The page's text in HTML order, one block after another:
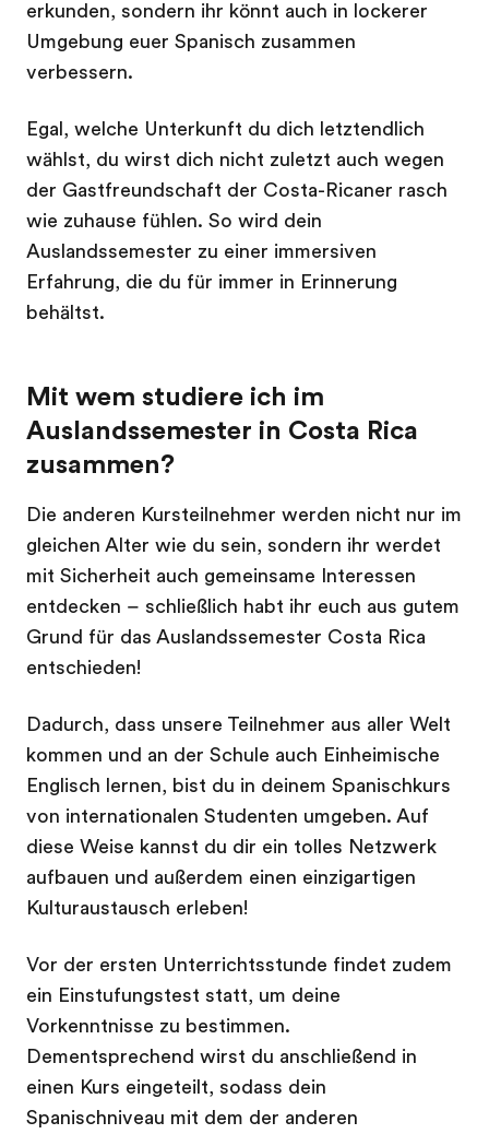
erkunden, sondern ihr könnt auch in lockerer
Umgebung euer Spanisch zusammen
verbessern.
Egal, welche Unterkunft du dich letztendlich
wählst, du wirst dich nicht zuletzt auch wegen
der Gastfreundschaft der Costa-Ricaner rasch
wie zuhause fühlen. So wird dein
Auslandssemester zu einer immersiven
Erfahrung, die du für immer in Erinnerung
behältst.
Mit wem studiere ich im
Auslandssemester in Costa Rica
zusammen?
Die anderen Kursteilnehmer werden nicht nur im
gleichen Alter wie du sein, sondern ihr werdet
mit Sicherheit auch gemeinsame Interessen
entdecken – schließlich habt ihr euch aus gutem
Grund für das Auslandssemester Costa Rica
entschieden!
Dadurch, dass unsere Teilnehmer aus aller Welt
kommen und an der Schule auch Einheimische
Englisch lernen, bist du in deinem Spanischkurs
von internationalen Studenten umgeben. Auf
diese Weise kannst du dir ein tolles Netzwerk
aufbauen und außerdem einen einzigartigen
Kulturaustausch erleben!
Vor der ersten Unterrichtsstunde findet zudem
ein Einstufungstest statt, um deine
Vorkenntnisse zu bestimmen.
Dementsprechend wirst du anschließend in
einen Kurs eingeteilt, sodass dein
Spanischniveau mit dem der anderen